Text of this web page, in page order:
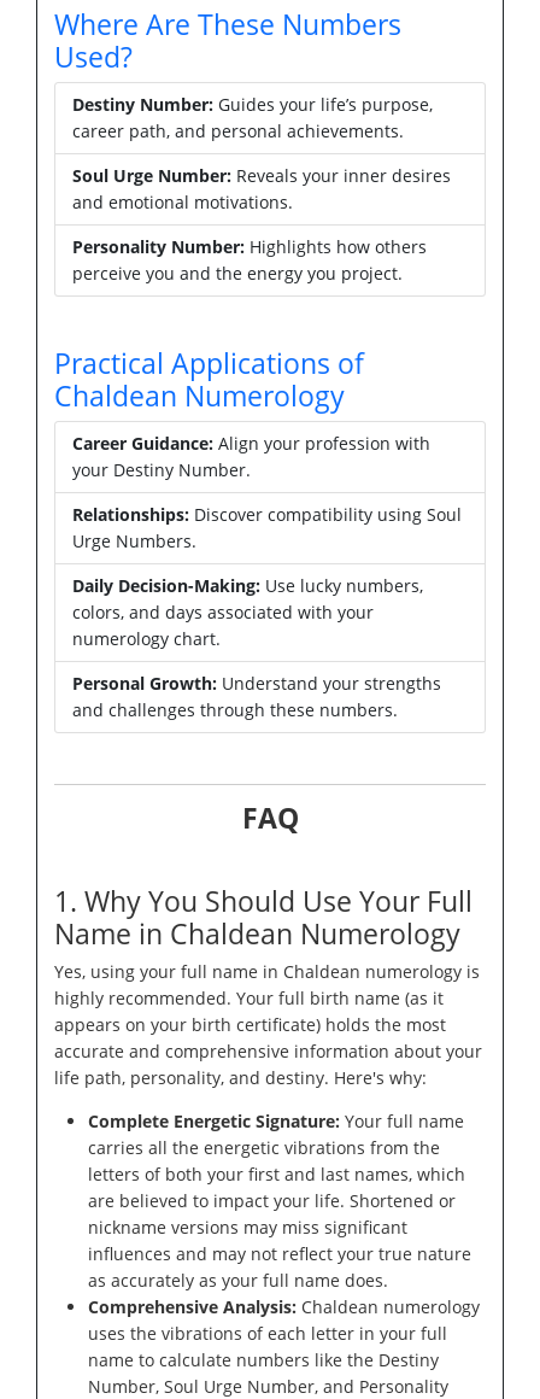
Where Are These Numbers
Used?
Destiny Number: Guides your life’s purpose,
career path, and personal achievements.
Soul Urge Number: Reveals your inner desires
and emotional motivations.
Personality Number: Highlights how others
perceive you and the energy you project.
Practical Applications of
Chaldean Numerology
Career Guidance: Align your profession with
your Destiny Number.
Relationships: Discover compatibility using Soul
Urge Numbers.
Daily Decision-Making: Use lucky numbers,
colors, and days associated with your
numerology chart.
Personal Growth: Understand your strengths
and challenges through these numbers.
FAQ
1. Why You Should Use Your Full
Name in Chaldean Numerology
Yes, using your full name in Chaldean numerology is
highly recommended. Your full birth name (as it
appears on your birth certificate) holds the most
accurate and comprehensive information about your
life path, personality, and destiny. Here's why:
Complete Energetic Signature: Your full name
carries all the energetic vibrations from the
letters of both your first and last names, which
are believed to impact your life. Shortened or
nickname versions may miss significant
influences and may not reflect your true nature
as accurately as your full name does.
Comprehensive Analysis: Chaldean numerology
uses the vibrations of each letter in your full
name to calculate numbers like the Destiny
Number, Soul Urge Number, and Personality